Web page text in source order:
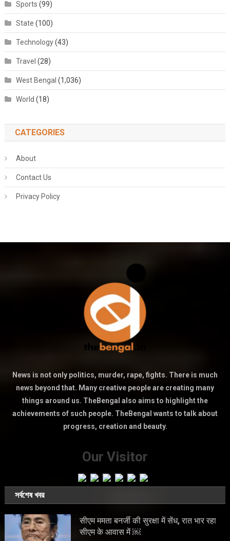
Sports (99)
State (100)
Technology(43)
Travel (28)
West Bengal (1,036)
World (18)
CATEGORIES
About
Contact Us
Privacy Policy
News is not only politics, murder, rape, fights. There is much
news beyond that. Many creative people are creating many
things around us. TheBengal also aims to highlight the
achievements of such people. TheBengal wants to talk about
progress, creation and beauty.
Our Visitor
সর্বশেষ খবর
सीएम ममता बनर्जी की सुरक्षा में सेंध, रात भार रहा
सीएम के आवास में ￼